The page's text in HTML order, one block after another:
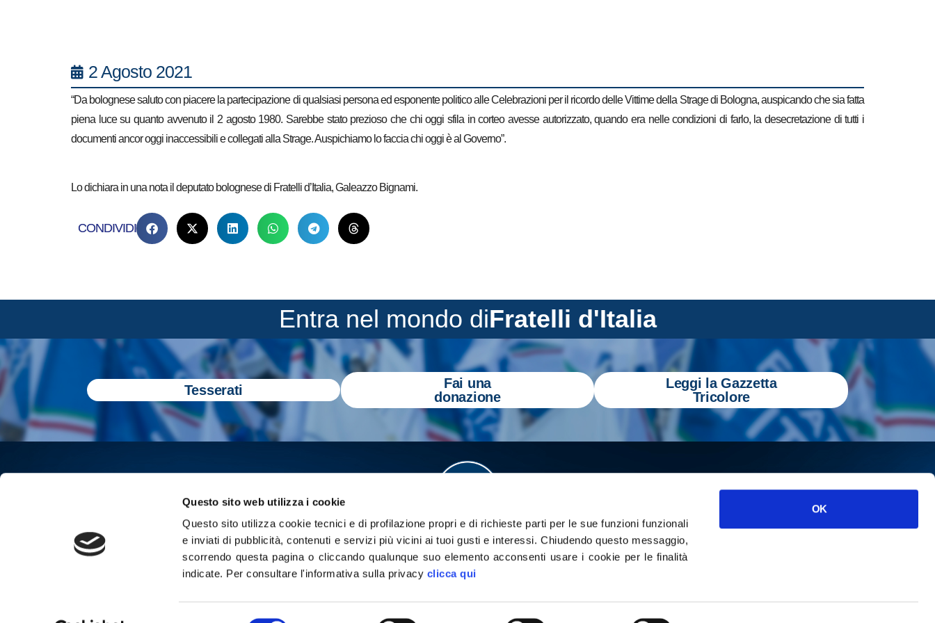
Questo sito web utilizza i cookie
Questo sito utilizza cookie tecnici e di profilazione propri e di richieste parti per le sue funzioni funzionali
e inviati di pubblicità, contenuti e servizi più vicini ai tuoi gusti e interessi.Chiudendo questo messaggio,
scorrendo questa pagina o cliccando qualunque suo elemento acconsenti usare i cookie per le finalità
indicate. Per consultare l'informativa sulla privacy clicca qui
OK
2 Agosto 2021
“Da bolognese saluto con piacere la partecipazione di qualsiasi persona ed esponente politico alle Celebrazioni per il ricordo delle Vittime della Strage di Bologna, auspicando che sia fatta
piena luce su quanto avvenuto il 2 agosto 1980. Sarebbe stato prezioso che chi oggi sfila in corteo avesse autorizzato, quando era nelle condizioni di farlo, la desecretazione di tutti i
documenti ancor oggi inaccessibili e collegati alla Strage. Auspichiamo lo faccia chi oggi è al Governo”.
Lo dichiara in una nota il deputato bolognese di Fratelli d’Italia, Galeazzo Bignami.
CONDIVIDI
Entra nel mondo diFratelli d'Italia
Tesserati
Fai una
donazione
Leggi la Gazzetta
Tricolore
Gazzetta Tricolore per tenerti aggiornato